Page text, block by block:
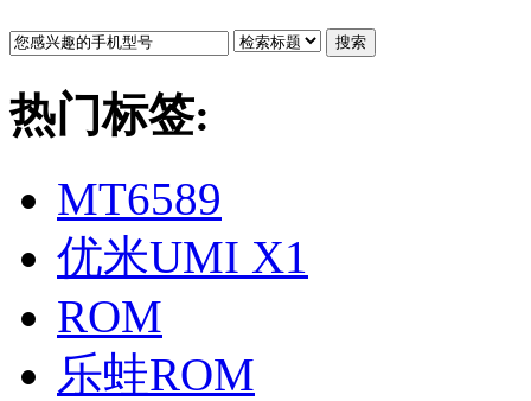
搜索
热门标签:
MT6589
优米UMI X1
ROM
乐蛙ROM